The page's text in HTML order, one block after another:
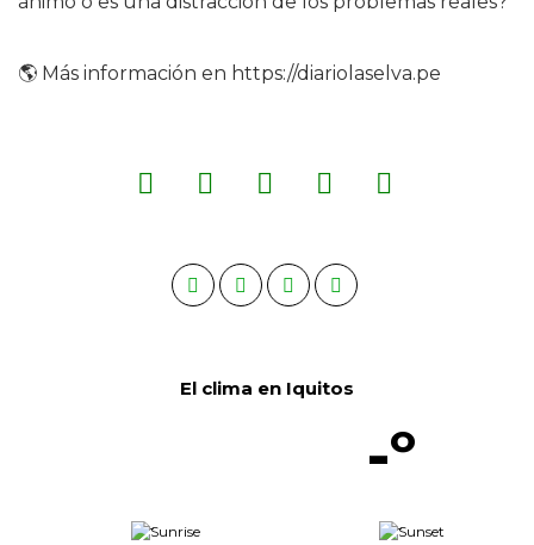
🌎 Más información en https://diariolaselva.pe
El clima en Iquitos
-º
-
-